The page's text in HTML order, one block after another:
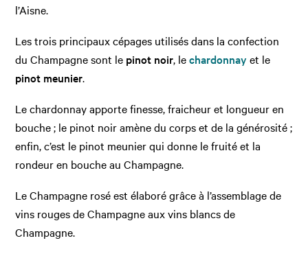
l’Aisne.
Les trois principaux cépages utilisés dans la confection
du Champagne sont le pinot noir, lechardonnay et le
pinot meunier.
Le chardonnay apporte finesse, fraicheur et longueur en
bouche ; le pinot noir amène du corps et de la générosité ;
enfin, c’est le pinot meunier qui donne le fruité et la
rondeur en bouche au Champagne.
Le Champagne rosé est élaboré grâce à l’assemblage de
vins rouges de Champagne aux vins blancs de
Champagne.